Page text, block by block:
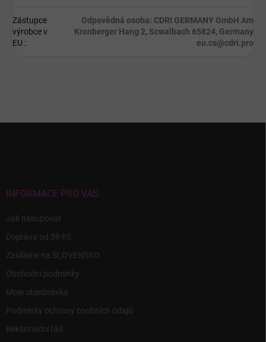
Zástupce
výrobce v
EU :
Odpovědná osoba: CDRI GERMANY GmbH Am
Kronberger Hang 2, Scwalbach 65824, Germany
eu.cs@cdri.pro
INFORMACE PRO VÁS
Jak nakupovat
Doprava od 59 Kč
Zasíláme na SLOVENSKO
Obchodní podmínky
Moje objednávka
Podmínky ochrany osobních údajů
Reklamační řád